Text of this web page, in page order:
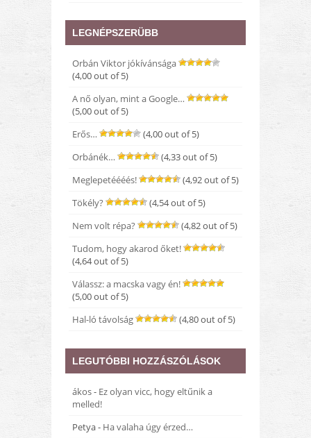
LEGNÉPSZERÜBB
Orbán Viktor jókívánsága
(4,00 out of 5)
A nő olyan, mint a Google…
(5,00 out of 5)
Erős…
(4,00 out of 5)
Orbánék…
(4,33 out of 5)
Meglepetéééés!
(4,92 out of 5)
Tökély?
(4,54 out of 5)
Nem volt répa?
(4,82 out of 5)
Tudom, hogy akarod őket!
(4,64 out of 5)
Válassz: a macska vagy én!
(5,00 out of 5)
Hal-ló távolság
(4,80 out of 5)
LEGUTÓBBI HOZZÁSZÓLÁSOK
ákos- Ez olyan vicc, hogy eltűnik a
melled!
Petya- Ha valaha úgy érzed…